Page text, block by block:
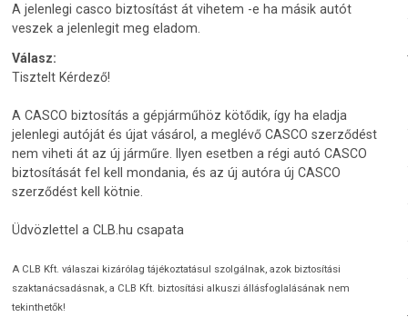
A jelenlegi casco biztosítást át vihetem -e ha másik autót
veszek a jelenlegit meg eladom.
Válasz:
Tisztelt Kérdező!
A CASCO biztosítás a gépjárműhöz kötődik, így ha eladja
jelenlegi autóját és újat vásárol, a meglévő CASCO szerződést
nem viheti át az új járműre. Ilyen esetben a régi autó CASCO
biztosítását fel kell mondania, és az új autóra új CASCO
szerződést kell kötnie.
Üdvözlettel a CLB.hu csapata
A CLB Kft. válaszai kizárólag tájékoztatásul szolgálnak, azok biztosítási
szaktanácsadásnak, a CLB Kft. biztosítási alkuszi állásfoglalásának nem
tekinthetők!